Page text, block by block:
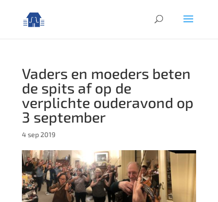
Vaders en moeders beten
de spits af op de
verplichte ouderavond op
3 september
4 sep 2019